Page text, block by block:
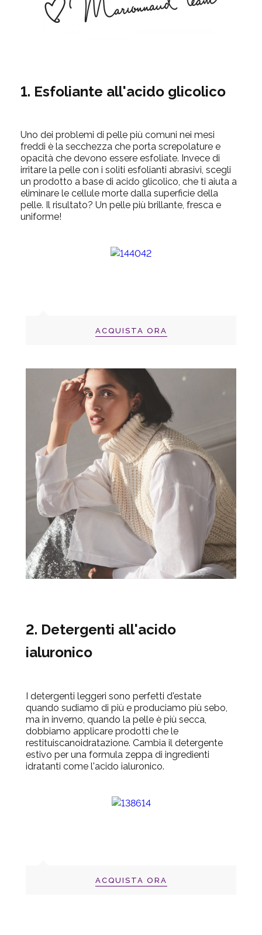
1. Esfoliante all'acido glicolico
Uno dei problemi di pelle più comuni nei mesi
freddi è la secchezza che porta screpolature e
opacità che devono essere esfoliate. Invece di
irritare la pelle con i soliti esfolianti abrasivi, scegli
un prodotto a base di acido glicolico, che ti aiuta a
eliminare le cellule morte dalla superficie della
pelle. Il risultato? Un pelle più brillante, fresca e
uniforme!
ACQUISTA ORA
2. Detergenti all'acido
ialuronico
I detergenti leggeri sono perfetti d'estate
quando sudiamo di più e produciamo più sebo,
ma in inverno, quando la pelle è più secca,
dobbiamo applicare prodotti che le
restituiscanoidratazione. Cambia il detergente
estivo per una formula zeppa di ingredienti
idratanti come l'acido ialuronico.
ACQUISTA ORA